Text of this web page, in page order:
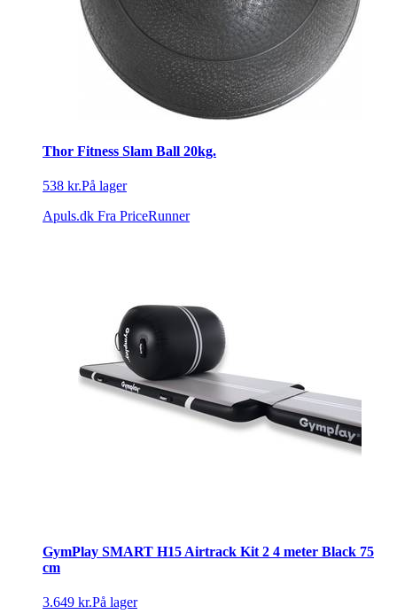
Thor Fitness Slam Ball 20kg.
538 kr.På lager
Apuls.dk Fra PriceRunner
GymPlay SMART H15 Airtrack Kit 2 4 meter Black 75
cm
3.649 kr.På lager